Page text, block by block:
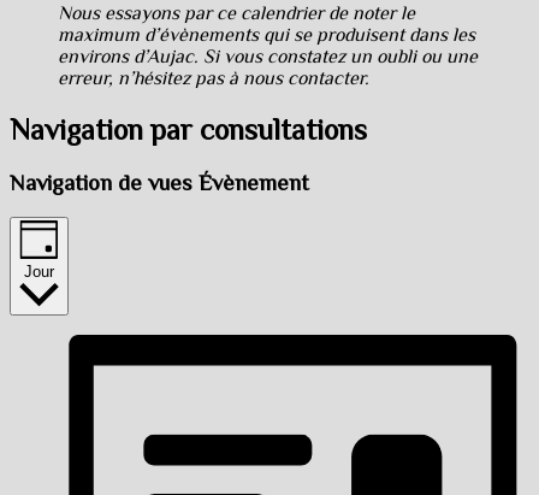
Nous essayons par ce calendrier de noter le
maximum d’évènements qui se produisent dans les
environs d’Aujac. Si vous constatez un oubli ou une
erreur, n’hésitez pas à nous contacter.
Navigation par consultations
Navigation de vues Évènement
Jour